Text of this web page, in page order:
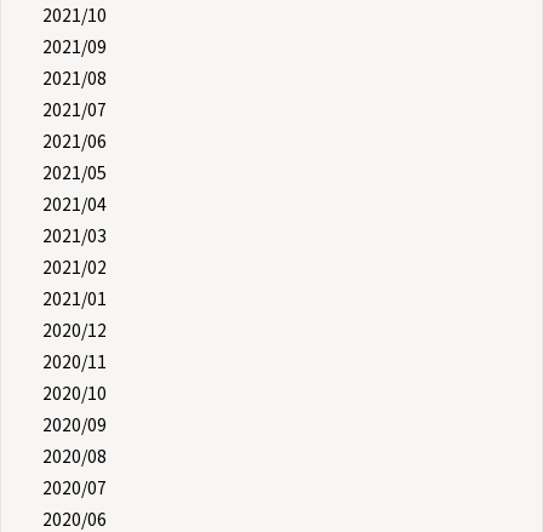
2021/10
2021/09
2021/08
2021/07
2021/06
2021/05
2021/04
2021/03
2021/02
2021/01
2020/12
2020/11
2020/10
2020/09
2020/08
2020/07
2020/06